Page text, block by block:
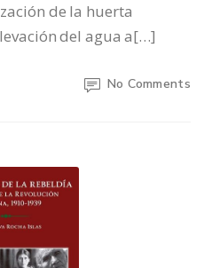
de la huerta
del agua a[…]
No Comments